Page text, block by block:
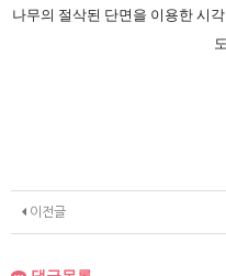
나무의 절삭된 단면을 이용한 시
이전글